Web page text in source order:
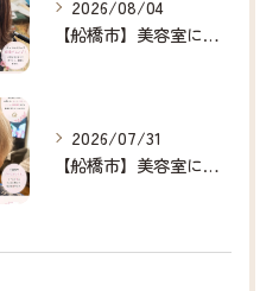
2026/08/04
【船橋市】美容室に行けない…をなくしたい✂️✨
2026/07/31
【船橋市】美容室に行けない…をなくしたい✂️✨